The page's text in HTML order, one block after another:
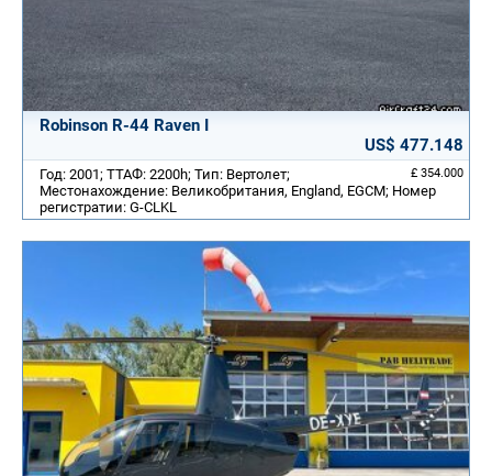
Robinson R-44 Raven I
US$ 477.148
£ 354.000
Год: 2001; ТТАФ: 2200h; Тип: Вертолет;
Местонахождение: Великобритания, England, EGCM; Номер
регистратии: G-CLKL